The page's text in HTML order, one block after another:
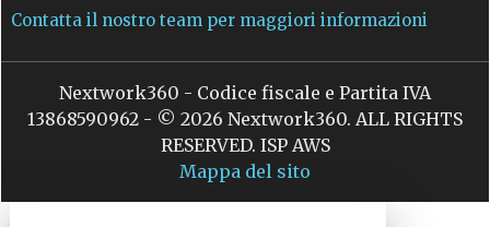
Contatta il nostro team per maggiori informazioni
Nextwork360 - Codice fiscale e Partita IVA
13868590962 - © 2026 Nextwork360. ALL RIGHTS
RESERVED. ISP AWS
Mappa del sito